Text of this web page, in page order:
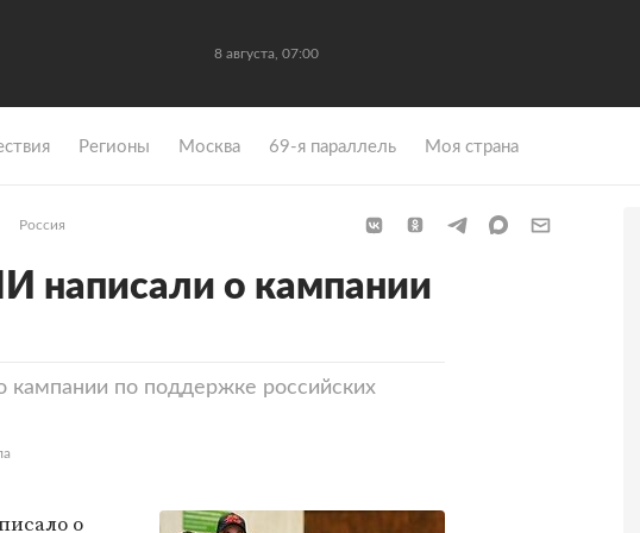
8 августа, 07:00
Регионы Москва 69-я параллель Моя страна
Россия
написали о кампании
по поддержке российских
о